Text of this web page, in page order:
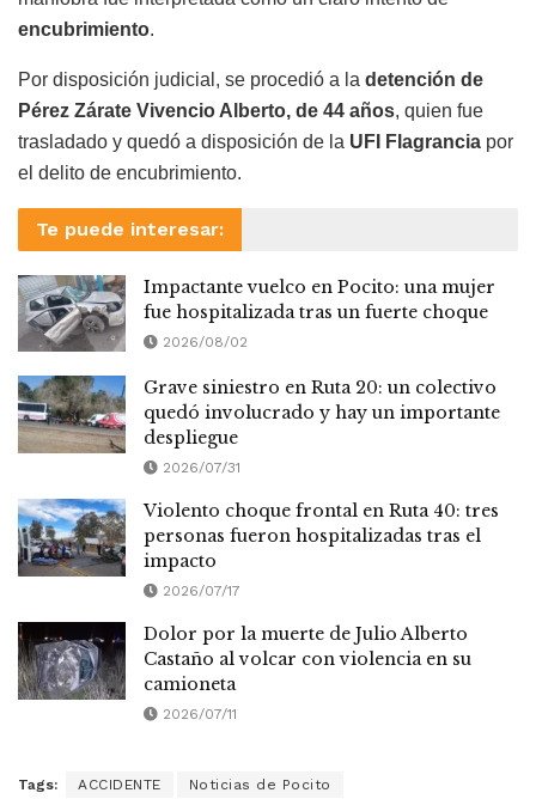
encubrimiento.
Por disposición judicial, se procedió a la detención de
Pérez Zárate Vivencio Alberto, de 44 años, quien fue
trasladado y quedó a disposición de la UFI Flagrancia por
el delito de encubrimiento.
Te puede interesar:
Impactante vuelco en Pocito: una mujer
fue hospitalizada tras un fuerte choque
2026/08/02
Grave siniestro en Ruta 20: un colectivo
quedó involucrado y hay un importante
despliegue
2026/07/31
Violento choque frontal en Ruta 40: tres
personas fueron hospitalizadas tras el
impacto
2026/07/17
Dolor por la muerte de Julio Alberto
Castaño al volcar con violencia en su
camioneta
2026/07/11
Tags: ACCIDENTE Noticias de Pocito